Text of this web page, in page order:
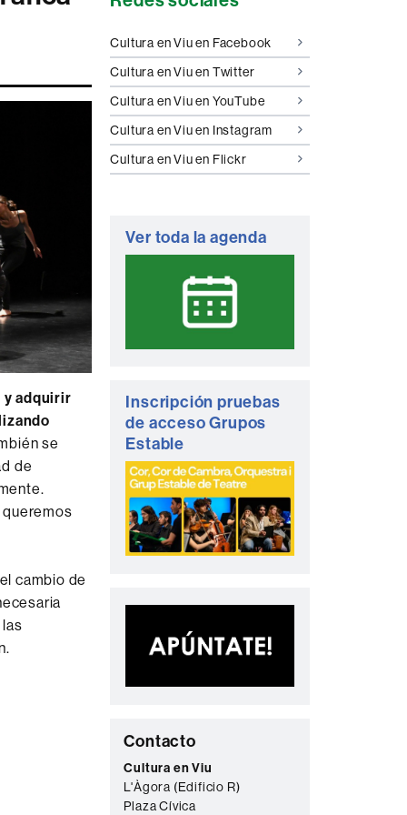
y adquirir
se
de
cambio de
Cultura en Viu en Facebook
Cultura en Viu en Twitter
Cultura en Viu en YouTube
Cultura en Viu en Instagram
Cultura en Viu en Flickr
Ver toda la agenda
Inscripción pruebas
de acceso Grupos
Estable
C
o
n
Contacto
Cultura en Viu
L'Àgora (Edificio R)
Plaza Cívica